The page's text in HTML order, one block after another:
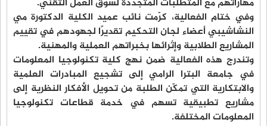
وفي ختام الفعالية، كرّمت نائب عميد الكلية الدكتورة مي
النشاشيبي أعضاء لجان التحكيم تقديرًا لجهودهم في تقييم
المشاريع الطلابية وإثرائها بخبراتهم العملية والمهنية.
وتندرج هذه الفعالية ضمن نهج كلية تكنولوجيا المعلومات
في جامعة البترا الرامي إلى تشجيع المبادرات العلمية
والابتكارية التي تمكّن الطلبة من تحويل الأفكار النظرية إلى
مشاريع تطبيقية تسهم في خدمة قطاعات تكنولوجيا
المعلومات المختلفة.